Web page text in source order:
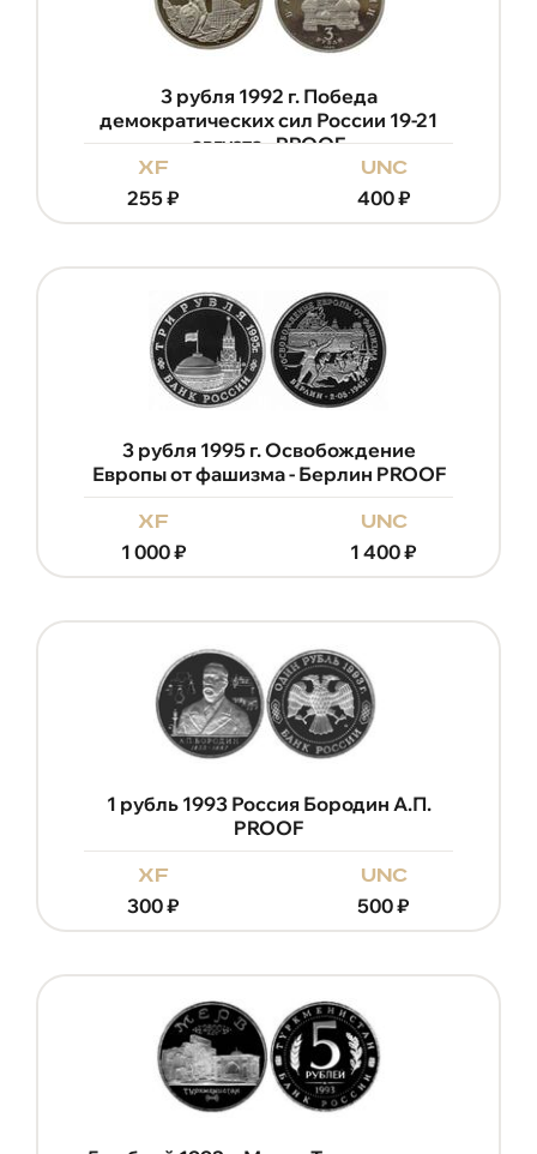
3 рубля 1992 г. Победа
демократических сил России 19-21
августа - PROOF
xf
255₽
unc
400₽
3 рубля 1995 г. Освобождение
Европы от фашизма - Берлин PROOF
xf
1 000₽
unc
1 400₽
1 рубль 1993 Россия Бородин А.П.
PROOF
xf
300₽
unc
500₽